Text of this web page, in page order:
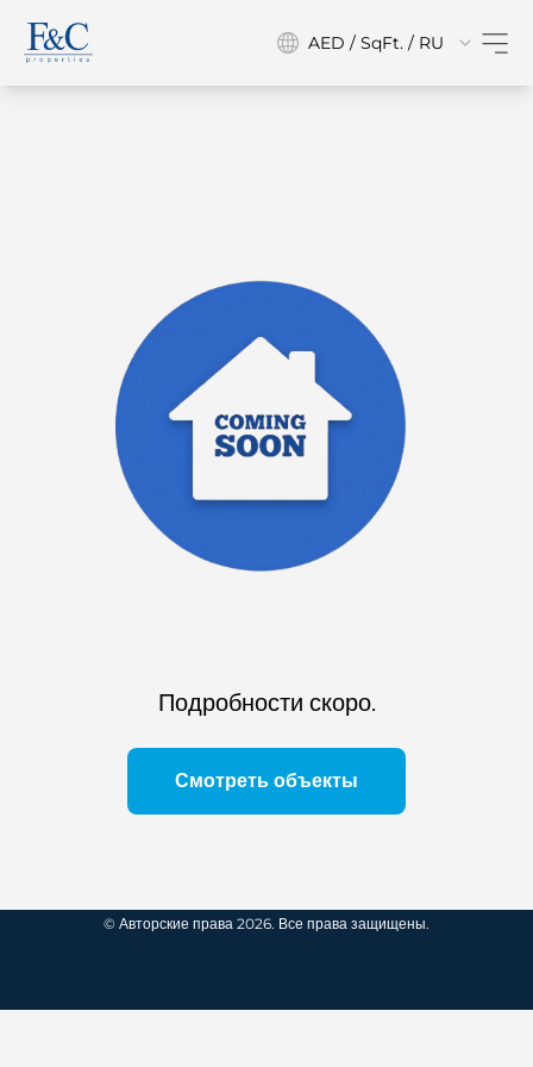
AED / SqFt. / RU
Подробности скоро.
Смотреть объекты
© Авторские права 2026. Все права защищены.